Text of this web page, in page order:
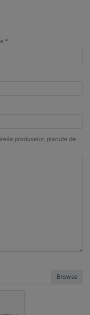
*
produselor, placute de